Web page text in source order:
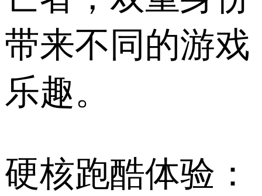
带来不同的游戏
乐趣。
硬核跑酷体验：